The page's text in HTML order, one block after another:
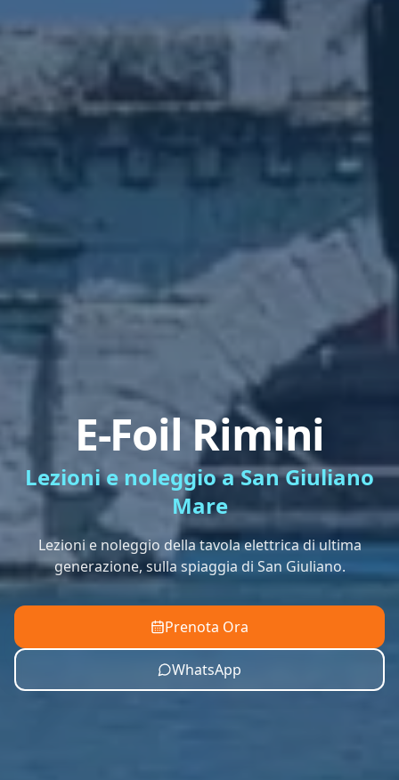
E-Foil Rimini
Lezioni e noleggio a San Giuliano
Mare
Lezioni e noleggio della tavola elettrica di ultima
generazione, sulla spiaggia di San Giuliano.
Prenota Ora
WhatsApp